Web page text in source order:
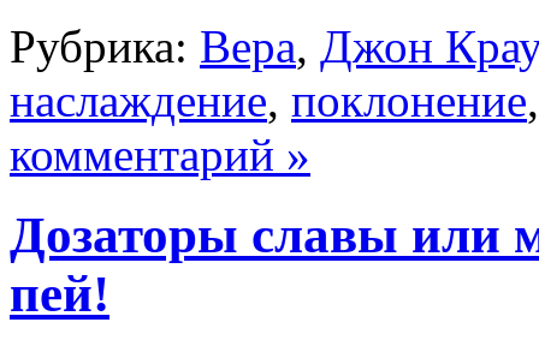
Рубрика: Вера, Джон
наслаждение, поклонение
комментарий »
Дозаторы славы или
пей!